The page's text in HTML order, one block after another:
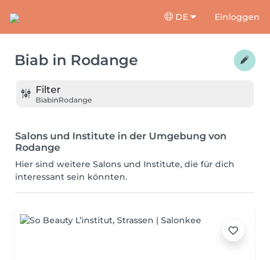
DE Einloggen
Biab in Rodange
Filter
BiabinRodange
Salons und Institute in der Umgebung von
Rodange
Hier sind weitere Salons und Institute, die für dich
interessant sein könnten.